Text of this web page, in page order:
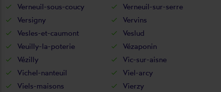
Verneuil-sous-coucy
Verneuil-sur-serre
Versigny
Vervins
Vesles-et-caumont
Veslud
Veuilly-la-poterie
Vézaponin
Vézilly
Vic-sur-aisne
Vichel-nanteuil
Viel-arcy
Viels-maisons
Vierzy